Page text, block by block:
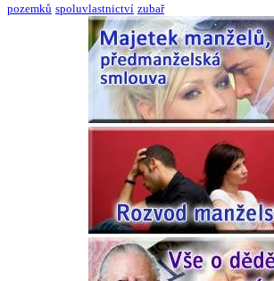
pozemků spoluvlastnictví zubař